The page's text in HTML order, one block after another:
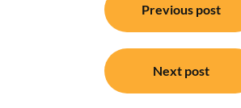
Previous post
Next post